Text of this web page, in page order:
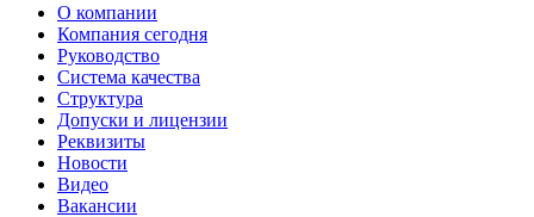
О компании
Компания сегодня
Руководство
Система качества
Структура
Допуски и лицензии
Реквизиты
Новости
Видео
Вакансии